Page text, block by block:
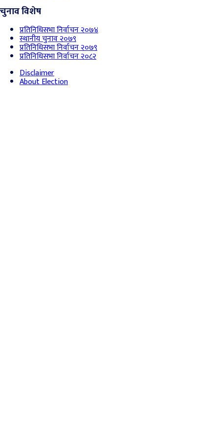
चुनाव विशेष
प्रतिनिधिसभा निर्वाचन २०७४
स्थानीय चुनाव २०७९
प्रतिनिधिसभा निर्वाचन २०७९
प्रतिनिधिसभा निर्वाचन २०८२
Disclaimer
About Election